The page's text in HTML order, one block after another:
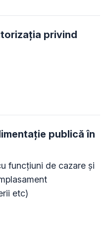
privind
publică în
funcţiuni de cazare şi
etc)